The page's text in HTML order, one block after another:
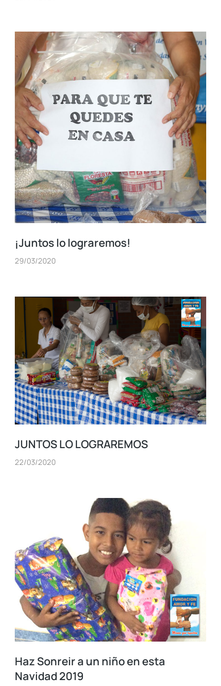
¡Juntos lo lograremos!
29/03/2020
JUNTOS LO LOGRAREMOS
22/03/2020
Haz Sonreir a un niño en esta
Navidad 2019